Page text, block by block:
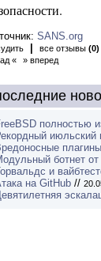
SANS.org
все отзывы (0)
«
» вперед
полностью
июльский
ботнет от
и
на GitHub //